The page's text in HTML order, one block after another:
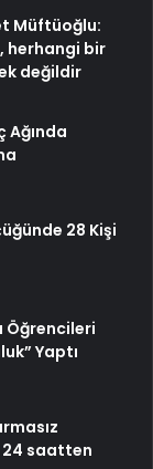
Müftüoğlu:
herhangi bir
değildir
Ağında
28 Kişi
Öğrencileri
Yaptı
saatten